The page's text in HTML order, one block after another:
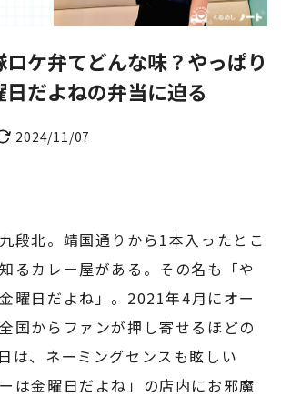
ロケ弁てどんな味？やっぱり
だよねの弁当に迫る
2024/11/07
段北。靖国通りから1本入ったとこ
るカレー屋がある。その名も「や
曜日だよね」。2021年4月にオー
国からファンが押し寄せるほどの
は、ネーミングセンスも眩しい
は金曜日だよね」の店内にお邪魔